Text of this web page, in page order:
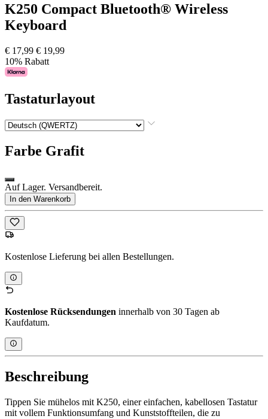
K250 Compact Bluetooth® Wireless
Keyboard
€ 17,99 € 19,99
10% Rabatt
Tastaturlayout
Farbe Grafit
Auf Lager. Versandbereit.
In den Warenkorb
Kostenlose Lieferung bei allen Bestellungen.
Kostenlose Rücksendungen innerhalb von 30 Tagen ab
Kaufdatum.
Beschreibung
Tippen Sie mühelos mit K250, einer einfachen, kabellosen Tastatur
mit vollem Funktionsumfang und Kunststoffteilen, die zu